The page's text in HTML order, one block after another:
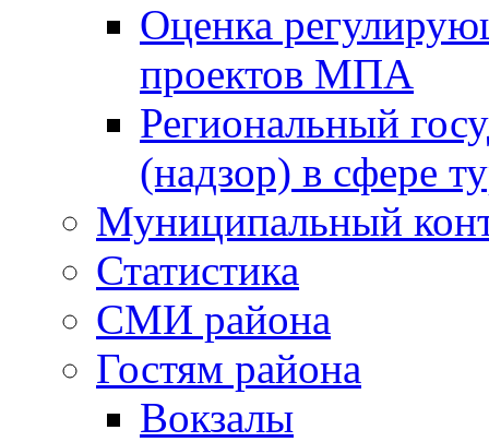
Оценка
проектов МПА
Региональный
(надзор) в сфере
Муниципальный
Статистика
СМИ района
Гостям района
Вокзалы